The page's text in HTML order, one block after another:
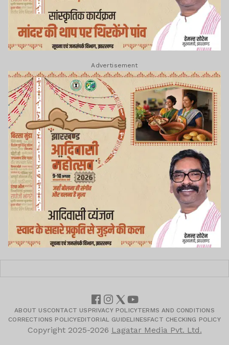
Advertisement
ABOUT USCONTACT US PRIVACY POLICYTERMS AND CONDITIONS
CORRECTIONS POLICYEDITORIAL GUIDELINESFACT CHECKING POLICY
Copyright 2025-2026 Lagatar Media Pvt. Ltd.